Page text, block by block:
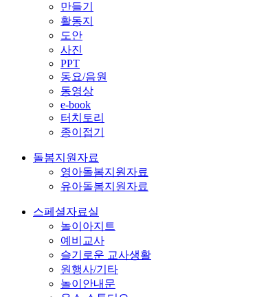
만들기
활동지
도안
사진
PPT
동요/음원
동영상
e-book
터치토리
종이접기
돌봄지원자료
영아돌봄지원자료
유아돌봄지원자료
스페셜자료실
놀이아지트
예비교사
슬기로운 교사생활
원행사/기타
놀이안내문